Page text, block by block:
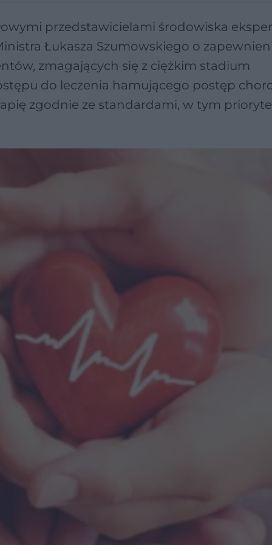
przedstawicielami środowiska
Łukasza Szumowskiego o
zmagających się z ciężkim stadium
do leczenia hamującego postęp
zgodnie ze standardami, w tym